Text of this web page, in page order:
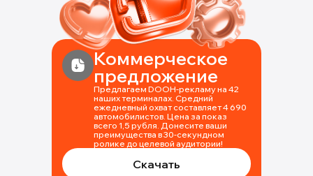
Коммерческое
предложение
Предлагаем DOOH-рекламу на 42
наших терминалах. Средний
ежедневный охват составляет 4 690
автомобилистов. Цена за показ
всего 1,5 рубля. Донесите ваши
преимущества в 30-секундном
ролике до целевой аудитории!
Скачать